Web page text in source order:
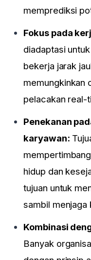
memprediksi
Fokus pada
diadaptasi
bekerja jarak
memungkinkan
pelacakan real-
Penekanan
karyawan:
hidup dan
tujuan untuk
sambil menjaga
Kombinasi
Banyak